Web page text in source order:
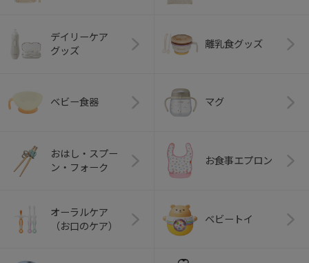
デイリーケア
グッズ
離乳食グッズ
ベビー食器 マグ
おはし・スプー
ン・フォーク
お食事エプロン
オーラルケア
（お口のケア）
ベビートイ